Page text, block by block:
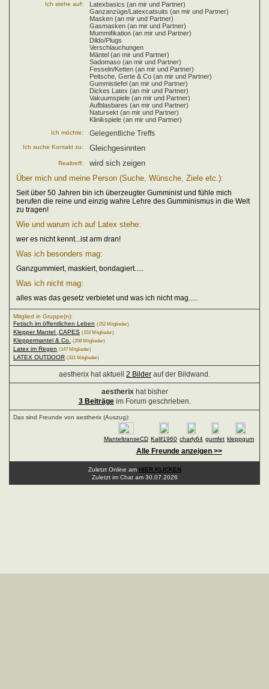
Ich stehe auf:
Latexbasics (an mir und Partner)
Ganzanzüge/Latexcatsuits (an mir und Partner)
Masken (an mir und Partner)
Gasmasken (an mir und Partner)
Mummifikation (an mir und Partner)
Dildo/Plugs
Verschlauchungen
Mäntel (an mir und Partner)
Sadomaso (an mir und Partner)
Fesseln/Ketten (an mir und Partner)
Peitsche, Gerte & Co (an mir und Partner)
Gummistiefel (an mir und Partner)
Dickes Latex (an mir und Partner)
Vakuumspiele (an mir und Partner)
Aufblasbares (an mir und Partner)
Natursekt (an mir und Partner)
Klinikspiele (an mir und Partner)
Ich möchte: Gelegentliche Treffs
Ich suche Kontakt zu: Gleichgesinnten
Realtreff:
wird sich zeigen
Über mich und meine Person (Suche, Wünsche, Ziele etc.):
Seit über 50 Jahren bin ich überzeugter Gumminist und fühle mich
berufen die reine und einzig wahre Lehre des Gumminismus in die Welt
zu tragen!
Wie und warum ich auf Latex stehe:
wer es nicht kennt...ist arm dran!
Was ich besonders mag:
Ganzgummiert, maskiert, bondagiert.....
Was ich nicht mag:
alles was das gesetz verbietet und was ich nicht mag.....
Mitglied in Gruppe(n):
Fetisch im öffentlichen Leben (152 Mitglieder)
Klepper Mantel ,CAPES (153 Mitglieder)
Kleppermantel & Co. (208 Mitglieder)
Latex im Regen (147 Mitglieder)
LATEX OUTDOOR (331 Mitglieder)
aestherix hat aktuell 2 Bilder auf der Bildwand.
aestherixhat bisher
3 Beiträgeim Forum geschrieben.
Das sind Freunde von aestherix (Auszug):
ManteltranseCD Kalif1960 charly64 gumfet kleppgum
Alle Freunde anzeigen >>
Zuletzt Online am HIER KLICKEN
Zuletzt im Chat am 30.07.2026